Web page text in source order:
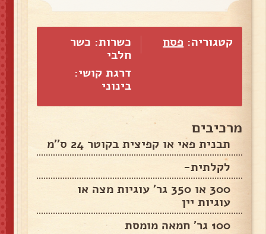
קטגוריה: פסח
כשרות: כשר
חלבי
דרגת קושי:
בינוני
מרכיבים
תבנית פאי או קפיצית בקוטר 24 ס''מ
לקלתית-
300 או 350 גר' עוגיות מצה או
עוגיות יין
100 גר' חמאה מומסת